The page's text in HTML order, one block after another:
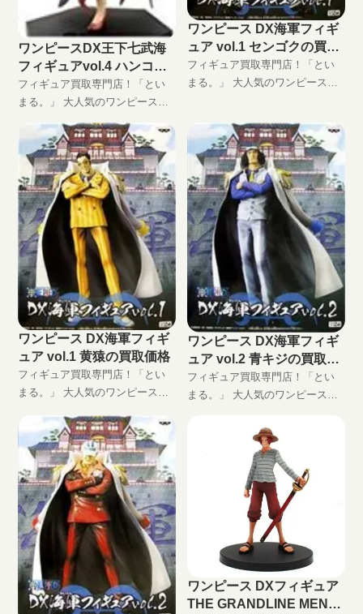
ワンピースDX王下七武海
フィギュアvol.4 ハンコッ
クの買取価格
フィギュア買取専門店！「とい
まる。」 大人気のワンピースプ
ア「GRAND LINE MEN」シリー
ズ、ワンピースDX王下七武海フ
ィギュアvol.4 ハンコック高価買
取します！ DXF買取はといま
る。におまかせ！ 完全無料の宅
配買取でフィギュアをお買い取
りします！
ワンピース DX海軍フィギ
ュア vol.1 センゴクの買取
価格
フィギュア買取専門店！「とい
まる。」 大人気のワンピースプ
ク高価買取します！ DXF買取は
といまる。におまかせ！ 完全無
料の宅配買取でフィギュアをお
買い取りします！
ワンピース DX海軍フィギ
ュア vol.1 黄猿の買取価格
フィギュア買取専門店！「とい
まる。」 大人気のワンピースプ
DX海軍フィギュア vol.1 黄猿高
価買取します！ DXF買取はとい
まる。におまかせ！ 完全無料の
宅配買取でフィギュアをお買い
取りします！
ワンピース DX海軍フィギ
ュア vol.2 青キジの買取価
格
フィギュア買取専門店！「とい
まる。」 大人気のワンピースプ
DX海軍フィギュア vol.2 青キジ
高価買取します！ DXF買取はと
いまる。におまかせ！ 完全無料
の宅配買取でフィギュアをお買
い取りします！
ワンピース DXフィギュア
THE GRANDLINE MEN